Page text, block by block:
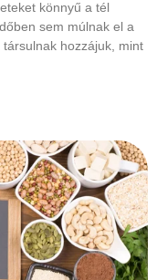
könnyű a tél
sem múlnak el a
hozzájuk, mint